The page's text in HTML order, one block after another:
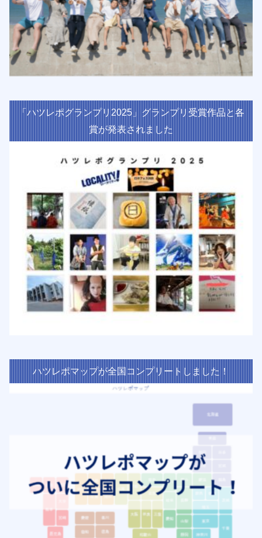
「ハツレポグランプリ2025」グランプリ受賞作品と各
賞が発表されました
ハツレポマップが全国コンプリートしました！